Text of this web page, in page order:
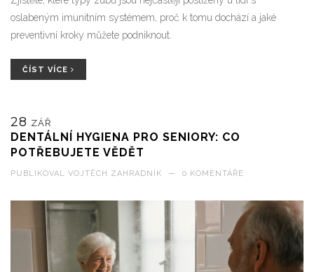
oslabeným imunitním systémem, proč k tomu dochází a jaké
preventivní kroky můžete podniknout.
ČÍST VÍCE
28 ZÁŘ
DENTÁLNÍ HYGIENA PRO SENIORY: CO
POTŘEBUJETE VĚDĚT
PUBLIKOVAL VOJTĚCH ZAHRADNÍK — 0 KOMENTÁŘE